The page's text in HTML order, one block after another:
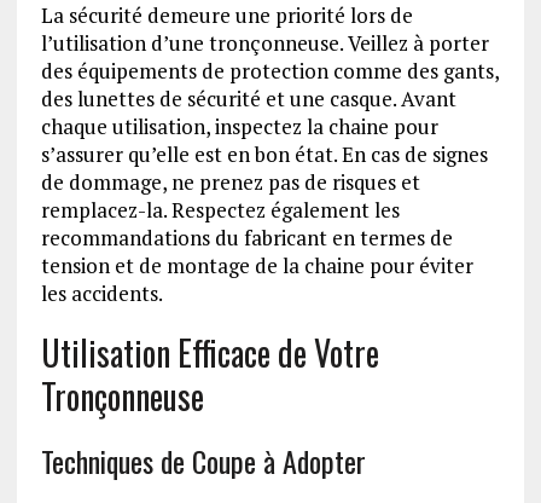
La sécurité demeure une priorité lors de
l’utilisation d’une tronçonneuse. Veillez à porter
des équipements de protection comme des gants,
des lunettes de sécurité et une casque. Avant
chaque utilisation, inspectez la chaine pour
s’assurer qu’elle est en bon état. En cas de signes
de dommage, ne prenez pas de risques et
remplacez-la. Respectez également les
recommandations du fabricant en termes de
tension et de montage de la chaine pour éviter
les accidents.
Utilisation Efficace de Votre
Tronçonneuse
Techniques de Coupe à Adopter